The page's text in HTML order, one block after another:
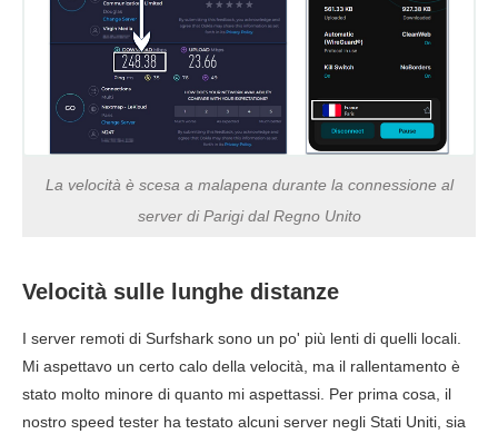
Download
Ping
Giappone
122.11 Mbps
55.44 Mbps
109 ms
141.14 Mbps
133.12 Mbps
89.52 Mbps
115 ms
158.51 Mbps
La velocità è scesa a malapena durante la connessione al
server di Parigi dal Regno Unito
Velocità sulle lunghe distanze
I server remoti di Surfshark sono un po' più lenti di quelli locali.
Mi aspettavo un certo calo della velocità, ma il rallentamento è
stato molto minore di quanto mi aspettassi. Per prima cosa, il
nostro speed tester ha testato alcuni server negli Stati Uniti, sia